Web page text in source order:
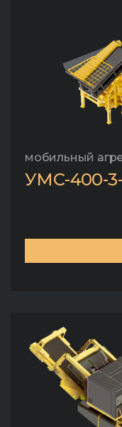
мобильный
УМС-400-